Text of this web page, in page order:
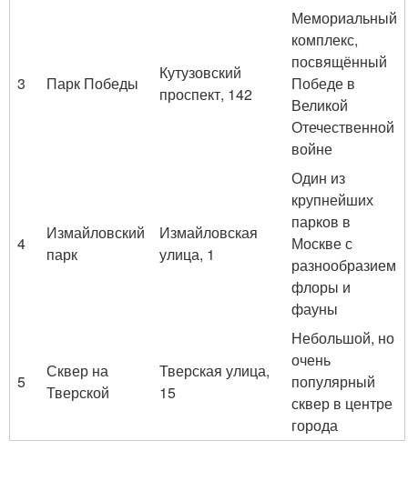
3 Парк Победы
Кутузовский
проспект, 142
Мемориальный
комплекс,
посвящённый
Победе в
Великой
Отечественной
войне
4
Измайловский
парк
Измайловская
улица, 1
Один из
крупнейших
парков в
Москве с
разнообразием
флоры и
фауны
5
Сквер на
Тверской
Тверская улица,
15
Небольшой, но
очень
популярный
сквер в центре
города